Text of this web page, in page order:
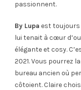
passionnent.
By Lupa est toujours
lui tenait à cœur
élégante et cosy.
2021. Vous pourrez
bureau ancien où
côtoient. Claire